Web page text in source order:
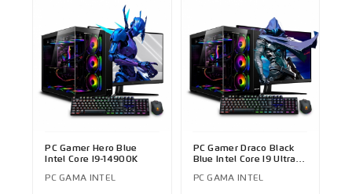
PC Gamer Hero Blue
Intel Core I9-14900K
PC GAMA INTEL
PC Gamer Draco Black
Blue Intel Core I9 Ultra
PC GAMA INTEL